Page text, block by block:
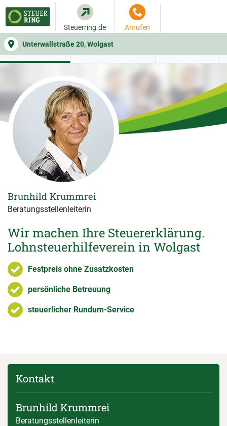
Unterwallstraße 20, Wolgast
Steuerring.de Anrufen
WER SIE BERÄT BEITRAGSRECHNER
Wir machen Ihre Steuererklärung.
Lohnsteuerhilfeverein in Wolgast
Festpreis ohne Zusatzkosten
persönliche Betreuung
steuerlicher Rundum-Service
Brunhild Krummrei
Beratungsstellenleiterin
Kontakt
Brunhild Krummrei
Beratungsstellenleiterin